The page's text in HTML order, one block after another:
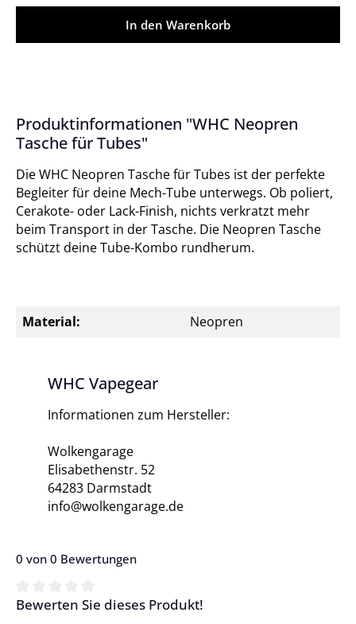
In den Warenkorb
Produktinformationen "WHC Neopren
Tasche für Tubes"
Die WHC Neopren Tasche für Tubes ist der perfekte
Begleiter für deine Mech-Tube unterwegs. Ob poliert,
Cerakote- oder Lack-Finish, nichts verkratzt mehr
beim Transport in der Tasche. Die Neopren Tasche
schützt deine Tube-Kombo rundherum.
Material: Neopren
WHC Vapegear
Informationen zum Hersteller:
Wolkengarage
Elisabethenstr. 52
64283 Darmstadt
info@wolkengarage.de
0 von 0 Bewertungen
Durchschnittliche Bewertung von 0 von 5 Sternen
Bewerten Sie dieses Produkt!